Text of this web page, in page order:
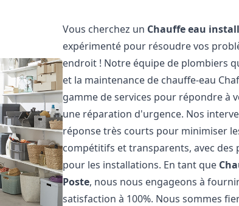
Vous cherchez un Chauffe eau
expérimenté pour résoudre vos
endroit ! Notre équipe de plombiers
et la maintenance de chauffe-eau
gamme de services pour répondre à
une réparation d'urgence. Nos
réponse très courts pour minimiser
compétitifs et transparents, avec
pour les installations. En tant que
Poste, nous nous engageons à
satisfaction à 100%. Nous sommes